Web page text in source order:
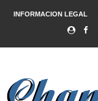
INFORMACION LEGAL